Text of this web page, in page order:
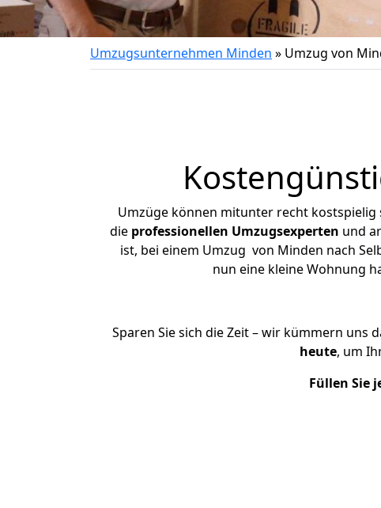
Umzugsunternehmen Minden » Umzug von
Umzüge können mitunter recht kostspielig
die professionellen Umzugsexperten und
ist, bei einem Umzug von Minden nach
nun eine kleine Wohnung
Sparen Sie sich die Zeit – wir kümmern uns
heute, um
Füllen Sie